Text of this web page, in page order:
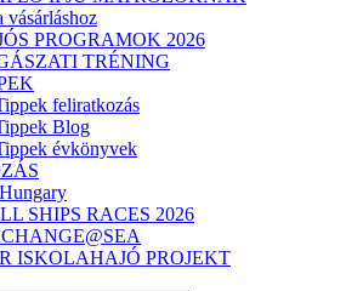
vásárláshoz
PROGRAMOK 2026
TRÉNING
feliratkozás
Blog
évkönyvek
SHIPS RACES 2026
ISKOLAHAJÓ PROJEKT